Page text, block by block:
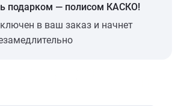
подарком — полисом КАСКО!
в ваш заказ и начнет